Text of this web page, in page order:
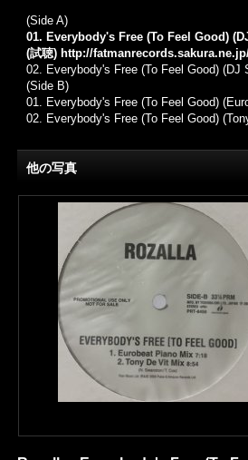
(Side A)
01. Everybody's Free (To Feel Good)
(試聴) http://
02. Everybody's Free (To Feel Good)
(Side B)
01. Everybody's Free (To Feel Good)
02. Everybody's Free (To Feel Good)
他の写真